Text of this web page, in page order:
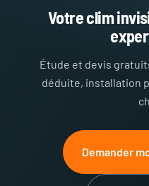
Votre clim
Étude et devis
déduite, installation
Demander